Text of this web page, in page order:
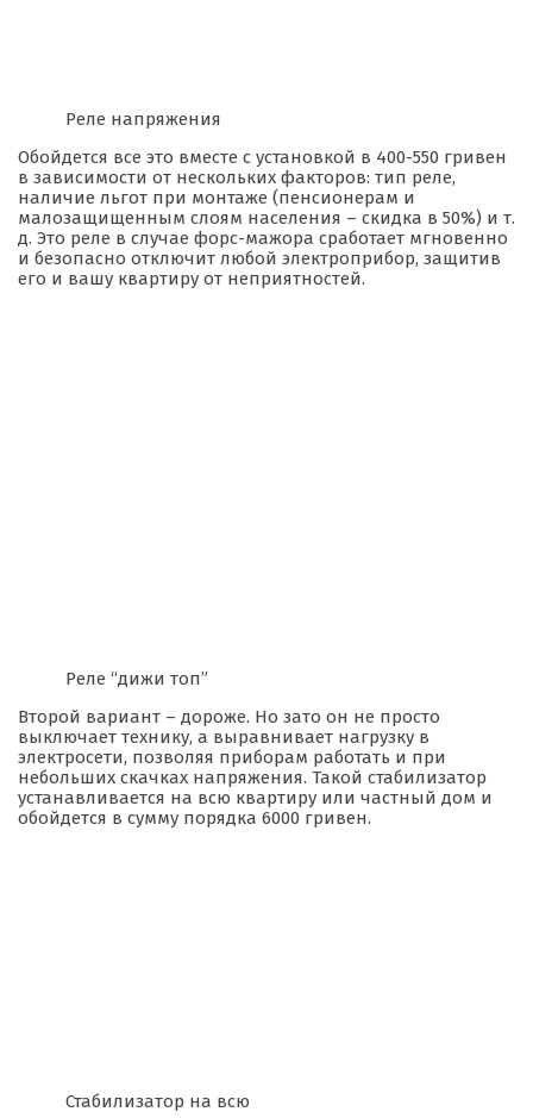
Реле напряжения
Обойдется все это вместе с установкой в 400-550 гривен
в зависимости от нескольких факторов: тип реле,
наличие льгот при монтаже (пенсионерам и
малозащищенным слоям населения – скидка в 50%) и т.
д. Это реле в случае форс-мажора сработает мгновенно
и безопасно отключит любой электроприбор, защитив
его и вашу квартиру от неприятностей.
Реле “дижи топ”
Второй вариант – дороже. Но зато он не просто
выключает технику, а выравнивает нагрузку в
электросети, позволяя приборам работать и при
небольших скачках напряжения. Такой стабилизатор
устанавливается на всю квартиру или частный дом и
обойдется в сумму порядка 6000 гривен.
Стабилизатор на всю